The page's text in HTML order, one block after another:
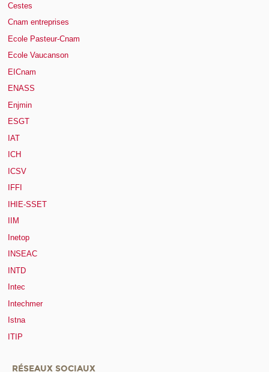
Cestes
Cnam entreprises
Ecole Pasteur-Cnam
Ecole Vaucanson
EICnam
ENASS
Enjmin
ESGT
IAT
ICH
ICSV
IFFI
IHIE-SSET
IIM
Inetop
INSEAC
INTD
Intec
Intechmer
Istna
ITIP
RÉSEAUX SOCIAUX